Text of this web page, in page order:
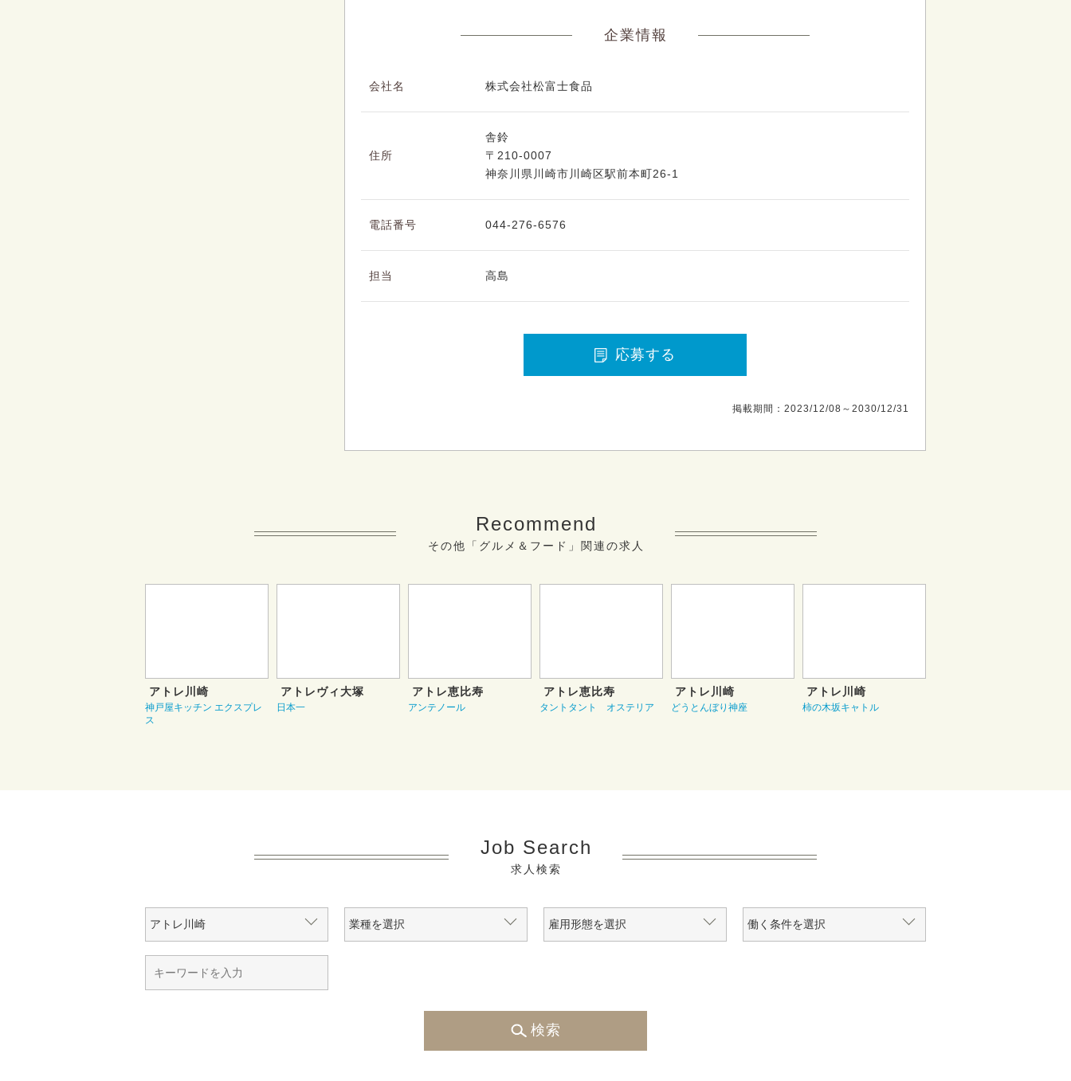
企業情報
会社名 株式会社松富士食品
住所
舎鈴
〒210-0007
神奈川県川崎市川崎区駅前本町26-1
電話番号 044-276-6576
担当 高島
応募する
掲載期間：2023/12/08～2030/12/31
Recommend
その他「グルメ＆フード」関連の求人
アトレ川崎
神戸屋キッチン エクスプレ
ス
アトレヴィ大塚
日本一
アトレ恵比寿
アンテノール
アトレ恵比寿
タントタント オステリア
アトレ川崎
どうとんぼり神座
アトレ川崎
柿の木坂キャトル
Job Search
求人検索
検索